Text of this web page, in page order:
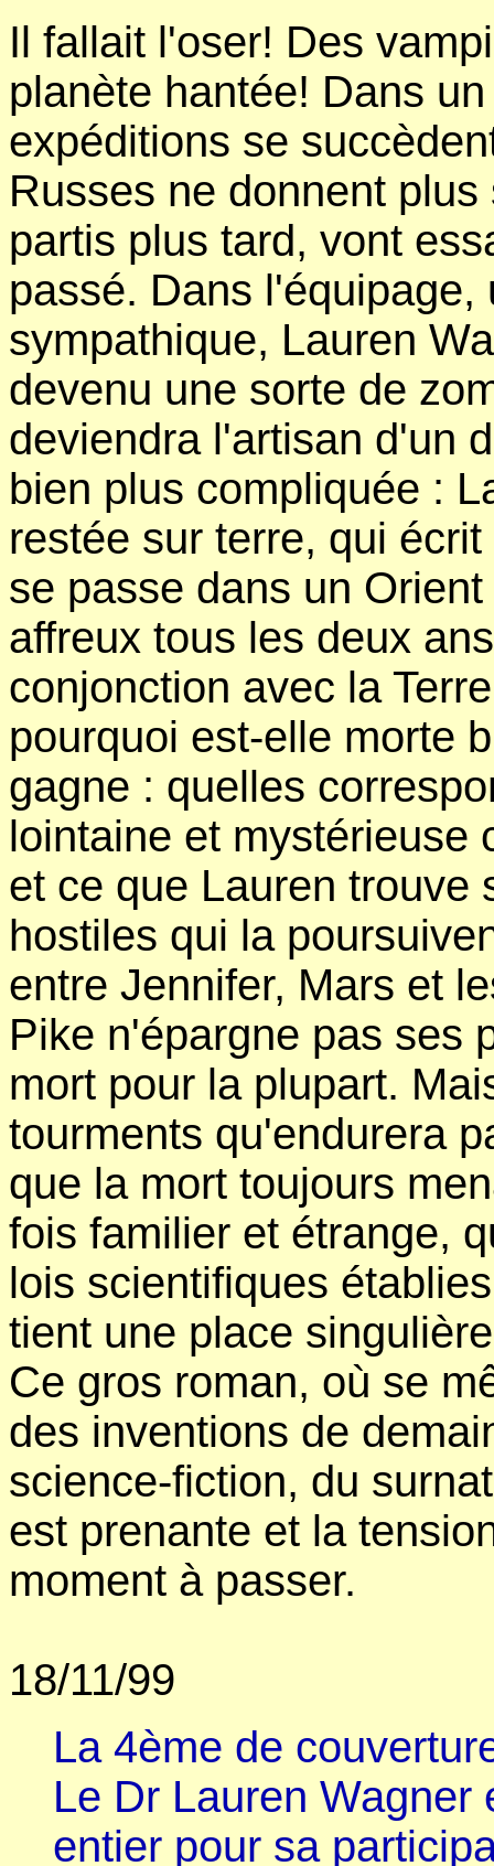
Il fallait l'oser! Des
planète hantée! Dans
expéditions se
Russes ne donnent
partis plus tard, vont
passé. Dans l'équipage,
sympathique, Lauren
devenu une sorte de
deviendra l'artisan d'un
bien plus compliquée :
restée sur terre, qui
se passe dans un
affreux tous les deux
conjonction avec la
pourquoi est-elle morte
gagne : quelles
lointaine et mystérieuse
et ce que Lauren trouve
hostiles qui la
entre Jennifer, Mars et
Pike n'épargne pas ses
mort pour la plupart.
tourments qu'endurera
que la mort toujours
fois familier et étrange,
lois scientifiques
tient une place
Ce gros roman, où se
des inventions de
science-fiction, du
est prenante et la
moment à passer.
18/11/99
La 4ème de
Le Dr Lauren Wagner
entier pour sa